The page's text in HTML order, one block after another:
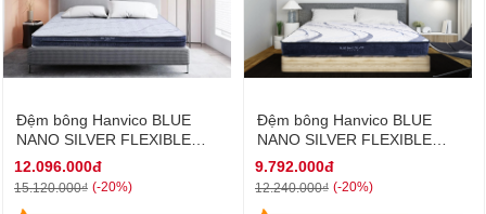
Đệm bông Hanvico BLUE
NANO SILVER FLEXIBLE
16cm
12.096.000đ
15.120.000₫ (-20%)
Đệm bông Hanvico BLUE
NANO SILVER FLEXIBLE
18cm
9.792.000đ
12.240.000₫ (-20%)